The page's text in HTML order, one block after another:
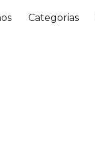
Categorias